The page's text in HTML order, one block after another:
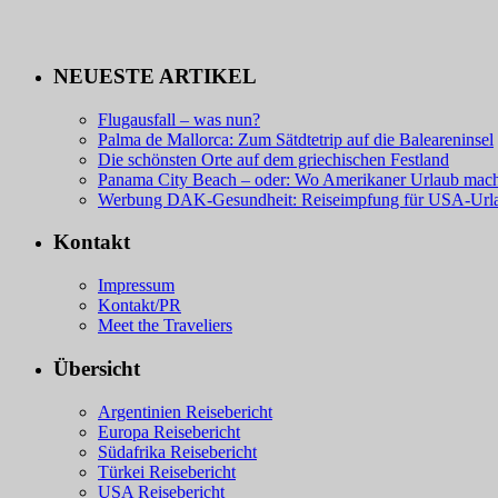
NEUESTE ARTIKEL
Flugausfall – was nun?
Palma de Mallorca: Zum Sätdtetrip auf die Baleareninsel
Die schönsten Orte auf dem griechischen Festland
Panama City Beach – oder: Wo Amerikaner Urlaub
Werbung DAK-Gesundheit: Reiseimpfung für USA-
Kontakt
Impressum
Kontakt/PR
Meet the Traveliers
Übersicht
Argentinien Reisebericht
Europa Reisebericht
Südafrika Reisebericht
Türkei Reisebericht
USA Reisebericht